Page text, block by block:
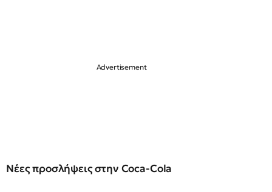
Νέες προσλήψεις στην Coca-Cola